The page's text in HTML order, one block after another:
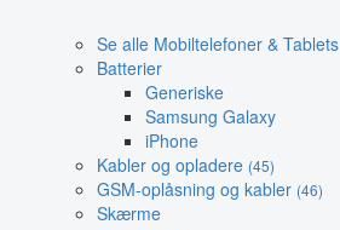
Se alle Mobiltelefoner & Tablets
Batterier
Generiske
Samsung Galaxy
iPhone
Kabler og opladere (45)
GSM-oplåsning og kabler (46)
Skærme